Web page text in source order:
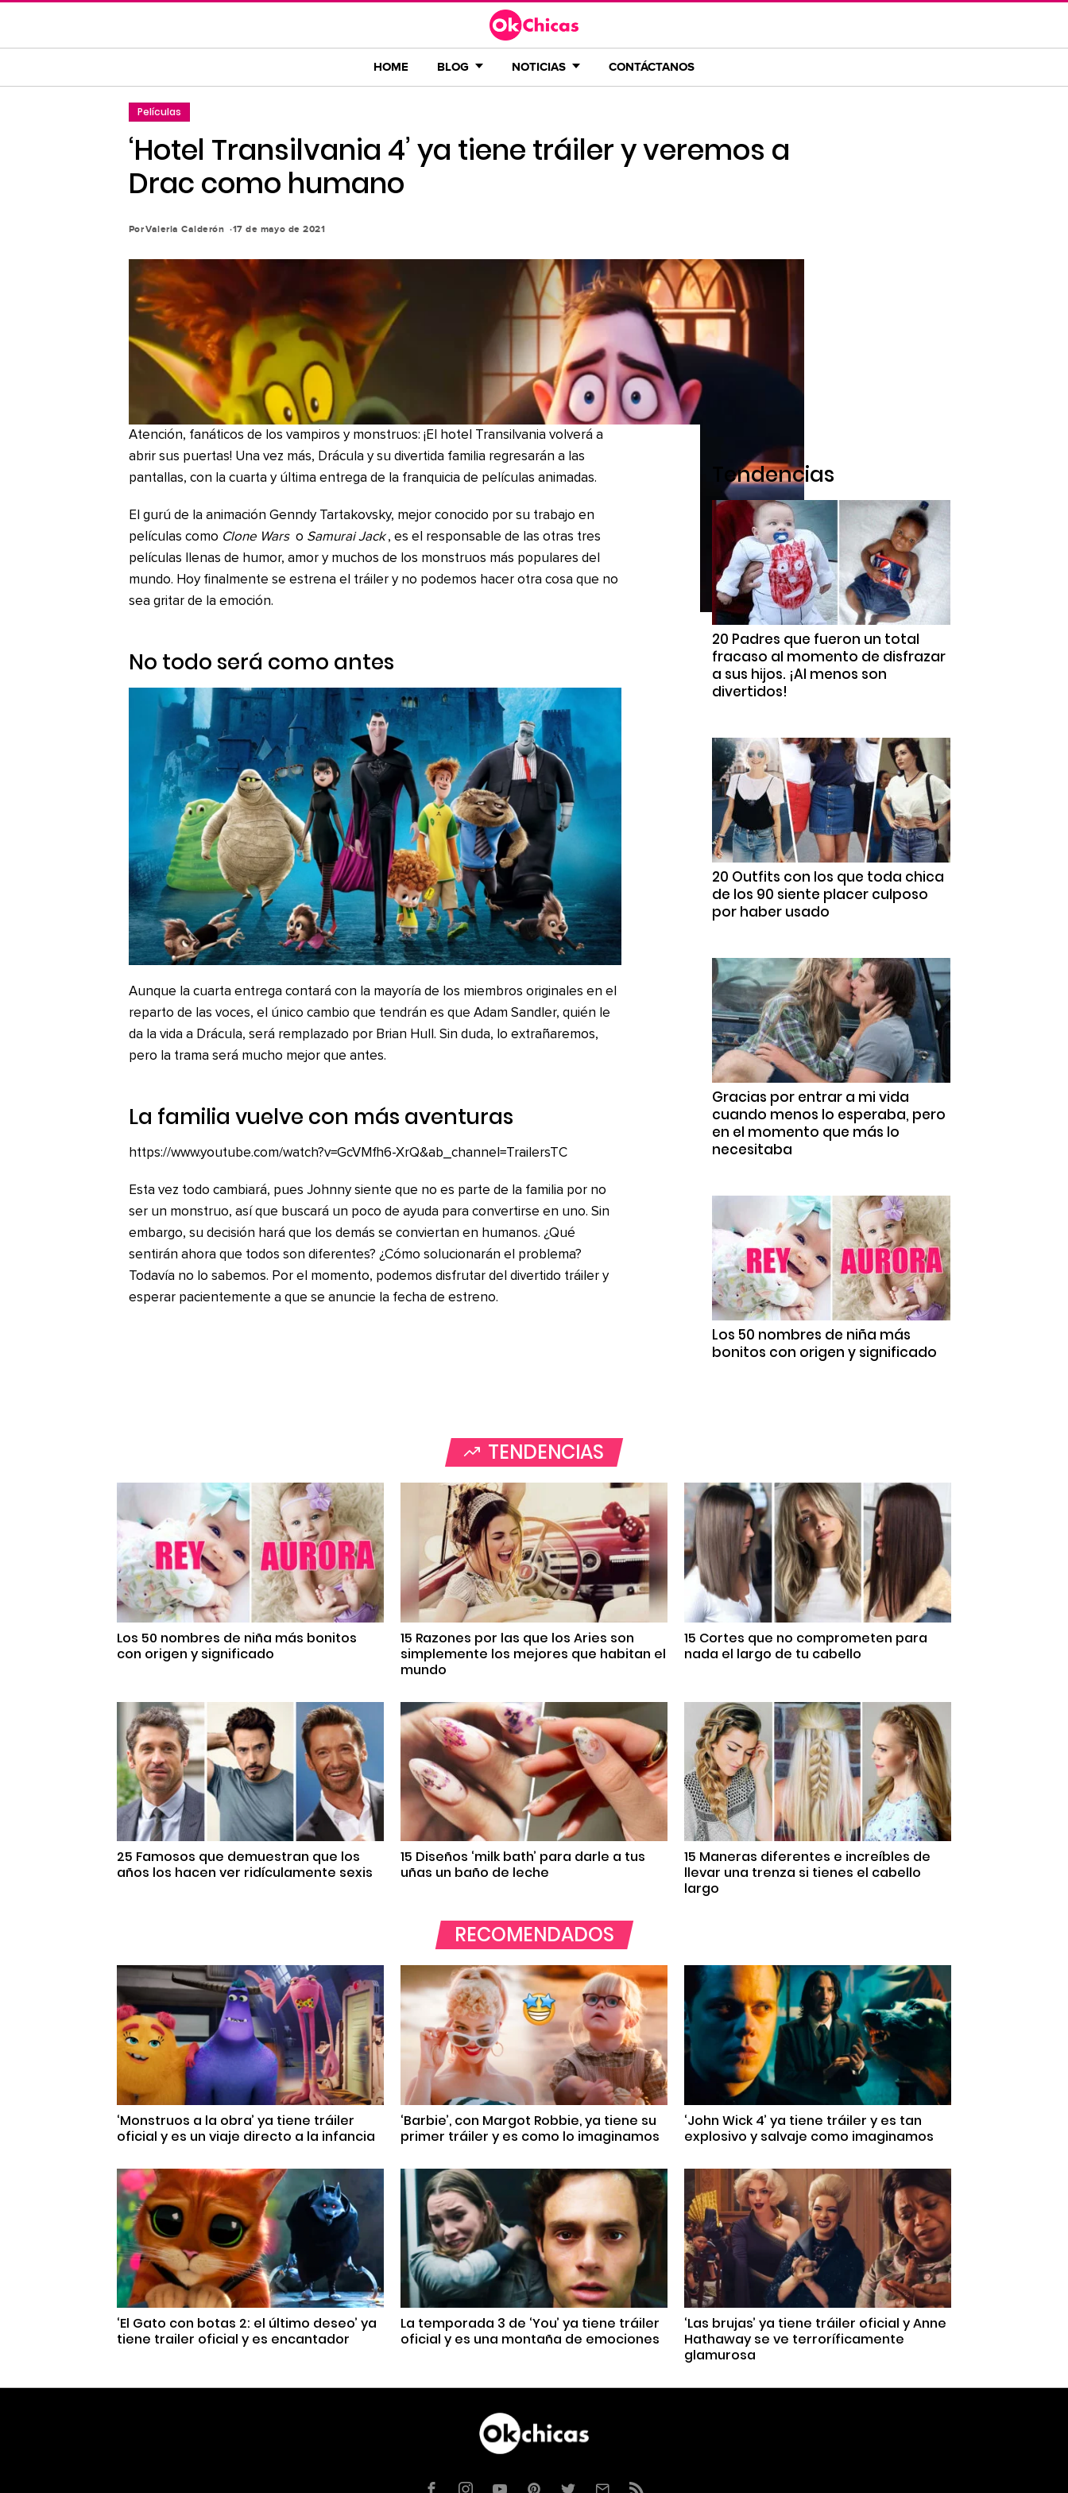
contenido
HOME BLOG NOTICIAS CONTÁCTANOS
Películas
‘Hotel Transilvania 4’ ya tiene tráiler y veremos a
Drac como humano
PorValeria Calderón 17 de mayo de 2021
Atención, fanáticos de los vampiros y monstruos: ¡El hotel Transilvania volverá a
abrir sus puertas! Una vez más, Drácula y su divertida familia regresarán a las
pantallas, con la cuarta y última entrega de la franquicia de películas animadas.
El gurú de la animación Genndy Tartakovsky, mejor conocido por su trabajo en
películas como Clone Wars o Samurai Jack , es el responsable de las otras tres
películas llenas de humor, amor y muchos de los monstruos más populares del
mundo. Hoy finalmente se estrena el tráiler y no podemos hacer otra cosa que no
sea gritar de la emoción.
No todo será como antes
Aunque la cuarta entrega contará con la mayoría de los miembros originales en el
reparto de las voces, el único cambio que tendrán es que Adam Sandler, quién le
da la vida a Drácula, será remplazado por Brian Hull. Sin duda, lo extrañaremos,
pero la trama será mucho mejor que antes.
La familia vuelve con más aventuras
https://www.youtube.com/watch?v=GcVMfh6-XrQ&ab_channel=TrailersTC
Esta vez todo cambiará, pues Johnny siente que no es parte de la familia por no
ser un monstruo, así que buscará un poco de ayuda para convertirse en uno. Sin
embargo, su decisión hará que los demás se conviertan en humanos. ¿Qué
sentirán ahora que todos son diferentes? ¿Cómo solucionarán el problema?
Todavía no lo sabemos. Por el momento, podemos disfrutar del divertido tráiler y
esperar pacientemente a que se anuncie la fecha de estreno.
Tendencias
20 Padres que fueron un total
fracaso al momento de disfrazar
a sus hijos. ¡Al menos son
divertidos!
20 Outfits con los que toda chica
de los 90 siente placer culposo
por haber usado
Gracias por entrar a mi vida
cuando menos lo esperaba, pero
en el momento que más lo
necesitaba
Los 50 nombres de niña más
bonitos con origen y significado
TENDENCIAS
Los 50 nombres de niña más bonitos
con origen y significado
15 Razones por las que los Aries son
simplemente los mejores que habitan el
mundo
15 Cortes que no comprometen para
nada el largo de tu cabello
25 Famosos que demuestran que los
años los hacen ver ridículamente sexis
15 Diseños ‘milk bath’ para darle a tus
uñas un baño de leche
15 Maneras diferentes e increíbles de
llevar una trenza si tienes el cabello
largo
RECOMENDADOS
‘Monstruos a la obra’ ya tiene tráiler
oficial y es un viaje directo a la infancia
‘Barbie’, con Margot Robbie, ya tiene su
primer tráiler y es como lo imaginamos
‘John Wick 4’ ya tiene tráiler y es tan
explosivo y salvaje como imaginamos
‘El Gato con botas 2: el último deseo’ ya
tiene trailer oficial y es encantador
La temporada 3 de ‘You’ ya tiene tráiler
oficial y es una montaña de emociones
‘Las brujas’ ya tiene tráiler oficial y Anne
Hathaway se ve terroríficamente
glamurosa